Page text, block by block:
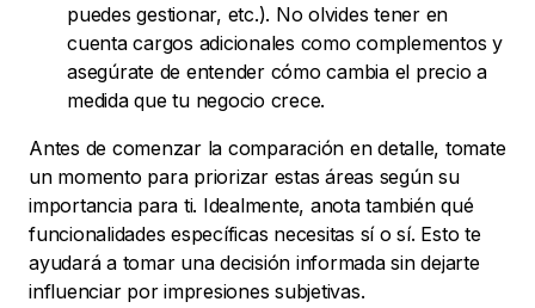
puedes gestionar, etc.). No olvides tener en
cuenta cargos adicionales como complementos y
asegúrate de entender cómo cambia el precio a
medida que tu negocio crece.
Antes de comenzar la comparación en detalle, tomate
un momento para priorizar estas áreas según su
importancia para ti. Idealmente, anota también qué
funcionalidades específicas necesitas sí o sí. Esto te
ayudará a tomar una decisión informada sin dejarte
influenciar por impresiones subjetivas.